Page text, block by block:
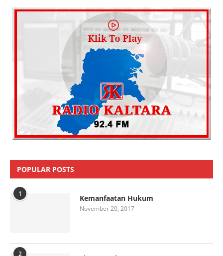
POPULAR POSTS
1 Kemanfaatan Hukum
November 20, 2017
2